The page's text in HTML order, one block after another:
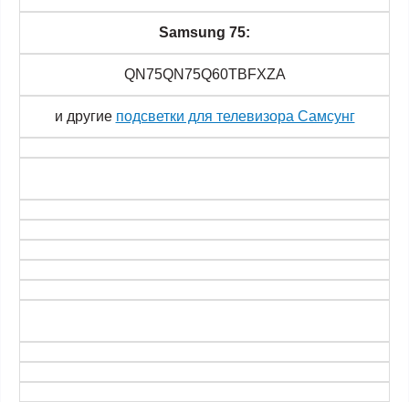
Samsung 75:
QN75QN75Q60TBFXZA
и другие подсветки для телевизора Самсунг